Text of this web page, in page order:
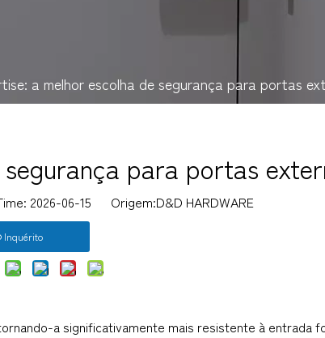
a melhor escolha de segurança para portas
para portas
2026-06-15 Origem:D&D HARDWARE
Inquérito
a significativamente mais resistente à entrada